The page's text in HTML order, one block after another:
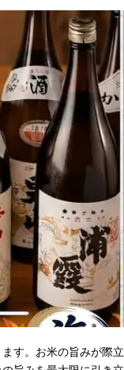
す。お米の旨みが際立